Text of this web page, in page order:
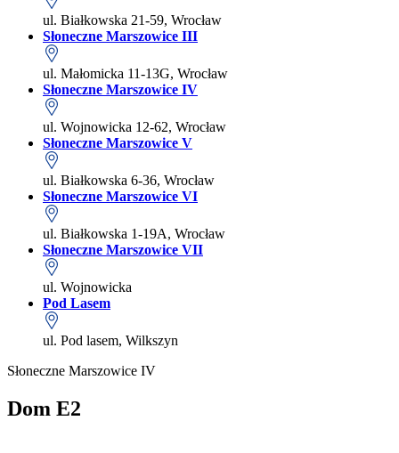
ul. Białkowska 21-59, Wrocław
Słoneczne Marszowice III
ul. Małomicka 11-13G, Wrocław
Słoneczne Marszowice IV
ul. Wojnowicka 12-62, Wrocław
Słoneczne Marszowice V
ul. Białkowska 6-36, Wrocław
Słoneczne Marszowice VI
ul. Białkowska 1-19A, Wrocław
Słoneczne Marszowice VII
ul. Wojnowicka
Pod Lasem
ul. Pod lasem, Wilkszyn
Słoneczne Marszowice IV
Dom E2